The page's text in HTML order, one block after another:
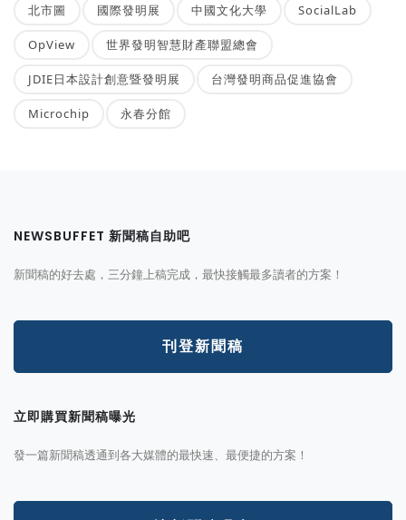
北市圖 國際發明展 中國文化大學 SocialLab
OpView 世界發明智慧財產聯盟總會
JDIE日本設計創意暨發明展 台灣發明商品促進協會
Microchip 永春分館
NEWSBUFFET 新聞稿自助吧
新聞稿的好去處，三分鐘上稿完成，最快接觸最多讀者的方案！
刊登新聞稿
立即購買新聞稿曝光
發一篇新聞稿透通到各大媒體的最快速、最便捷的方案！